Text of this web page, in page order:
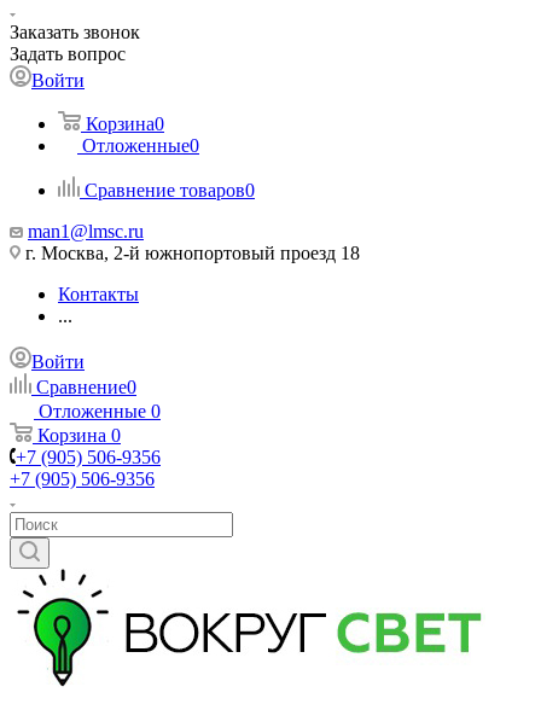
Заказать звонок
Задать вопрос
Войти
Корзина0
Отложенные0
Сравнение товаров0
man1@lmsc.ru
г. Москва, 2-й южнопортовый проезд 18
Контакты
...
Войти
Сравнение0
Отложенные 0
Корзина 0
+7 (905) 506-9356
+7 (905) 506-9356